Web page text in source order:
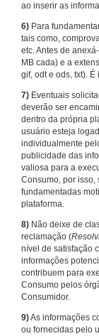
ao inserir as
6) Para
tais como,
etc. Antes de
MB cada) e a
gif, odt e ods, txt).
7) Eventuais
deverão ser
dentro da própria
usuário esteja
individualmente
publicidade das
valiosa para a
Consumo, por isso,
fundamentadas
plataforma.
8) Não deixe de
reclamação (
nível de satisfação
informações
contribuem para
Consumo pelos
Consumidor.
9)As informações
ou fornecidas pelo